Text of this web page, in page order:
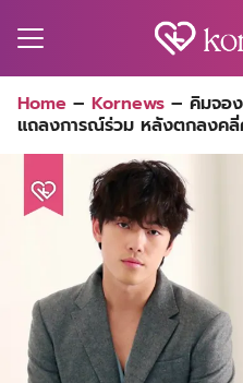
for:
Home – Kornews – คิมจอ
แถลงการณ์ร่วม หลังตกลงคลี่